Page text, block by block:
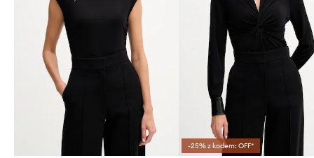
-25% z kodem: OFF*